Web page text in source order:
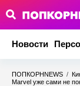
Новости
ПОПКОРНNEWS /
Marvel уже сами не